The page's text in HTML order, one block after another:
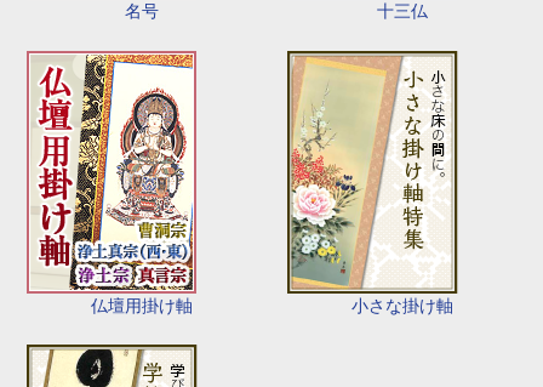
名号 十三仏
仏壇用掛け軸 小さな掛け軸